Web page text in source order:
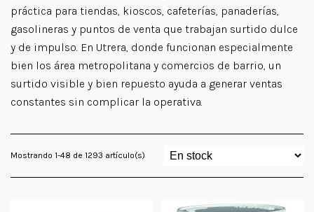
práctica para tiendas, kioscos, cafeterías, panaderías,
gasolineras y puntos de venta que trabajan surtido dulce
y de impulso. En Utrera, donde funcionan especialmente
bien los área metropolitana y comercios de barrio, un
surtido visible y bien repuesto ayuda a generar ventas
constantes sin complicar la operativa.
Mostrando 1-48 de 1293 artículo(s)